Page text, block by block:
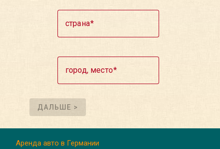
страна
город, место
ДАЛЬШЕ >
Аренда авто в Германии